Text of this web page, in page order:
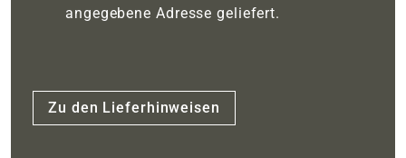
angegebene Adresse geliefert.
Zu den Lieferhinweisen